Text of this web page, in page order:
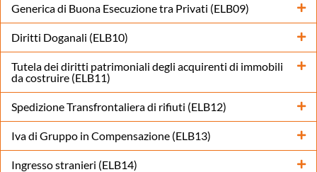
Generica di Buona Esecuzione tra Privati (ELB09)
Diritti Doganali (ELB10)
Tutela dei diritti patrimoniali degli acquirenti di immobili
da costruire (ELB11)
Spedizione Transfrontaliera di rifiuti (ELB12)
Iva di Gruppo in Compensazione (ELB13)
Ingresso stranieri (ELB14)